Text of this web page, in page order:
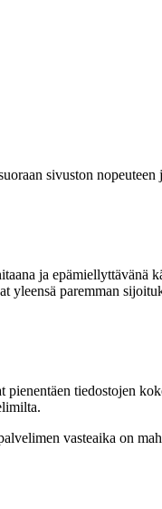
sivuston nopeuteen
ja epämiellyttävänä
yleensä paremman
pienentäen tiedostojen
vasteaika on